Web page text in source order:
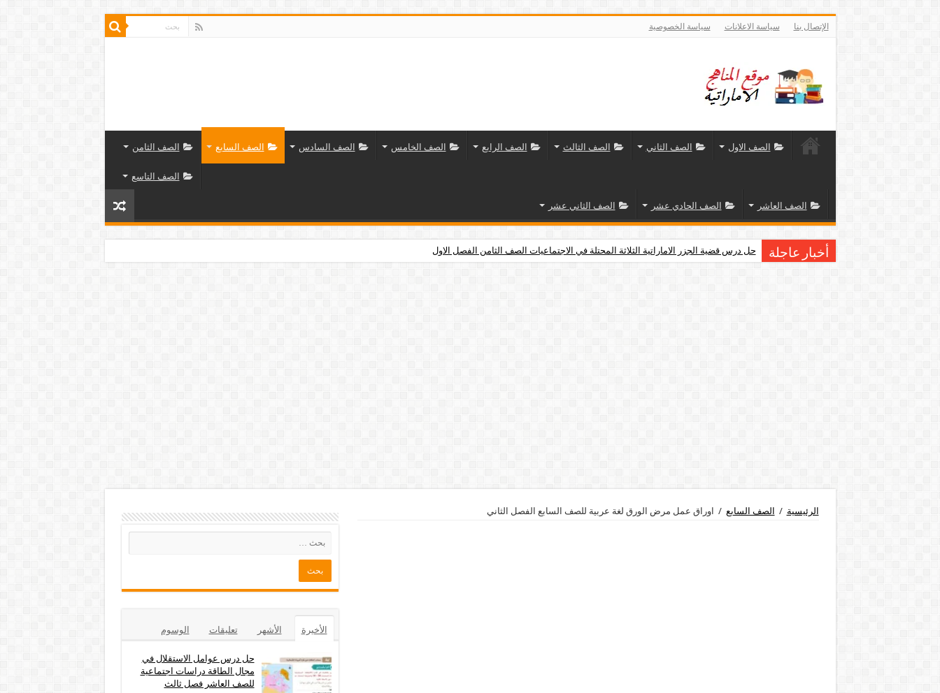
الإتصال بنا سياسة الاعلانات سياسة الخصوصية
الصف الاول الصف الثاني الصف الثالث الصف الرابع الصف الخامس الصف السادس الصف السابع الصف الثامن
الصف التاسع
الصف العاشر الصف الحادي عشر الصف الثاني عشر
أخبار عاجلة حل درس قضية الجزر الاماراتية الثلاثة المحتلة في الاجتماعيات الصف الثامن الفصل الاول
الرئيسية / الصف السابع / اوراق عمل مرض الورق لغة عربية للصف السابع الفصل الثاني
الأخيرة الأشهر تعليقات الوسوم
حل درس عوامل الاستقلال في
مجال الطاقة دراسات اجتماعية
للصف العاشر فصل ثالث